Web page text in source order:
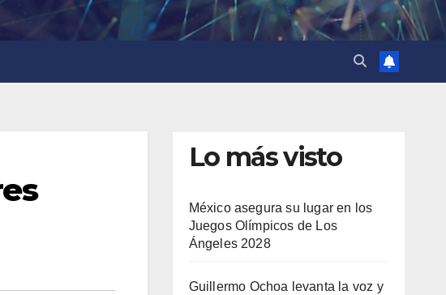
Lo más visto
México asegura su lugar en los
Juegos Olímpicos de Los
Ángeles 2028
Guillermo Ochoa levanta la voz y